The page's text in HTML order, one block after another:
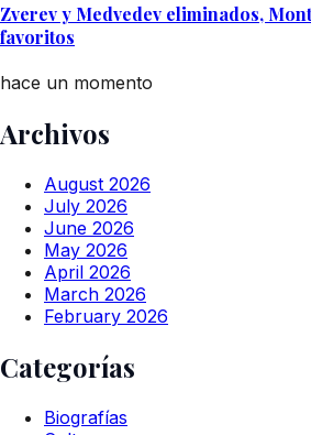
Zverev y Medvedev eliminados,
favoritos
hace un momento
Archivos
August 2026
July 2026
June 2026
May 2026
April 2026
March 2026
February 2026
Categorías
Biografías